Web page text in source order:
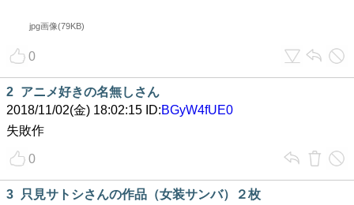
jpg画像(79KB)
0
2 アニメ好きの名無しさん
2018/11/02(金) 18:02:15 ID:BGyW4fUE0
失敗作
0
3
只見サトシさんの作品（女装サンバ）２枚